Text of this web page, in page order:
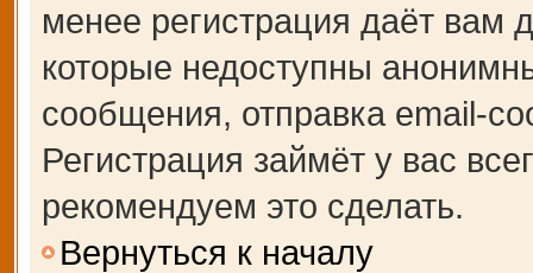
менее регистрация даёт вам
которые недоступны
сообщения, отправка email-
Регистрация займёт у вас
рекомендуем это сделать.
Вернуться к началу